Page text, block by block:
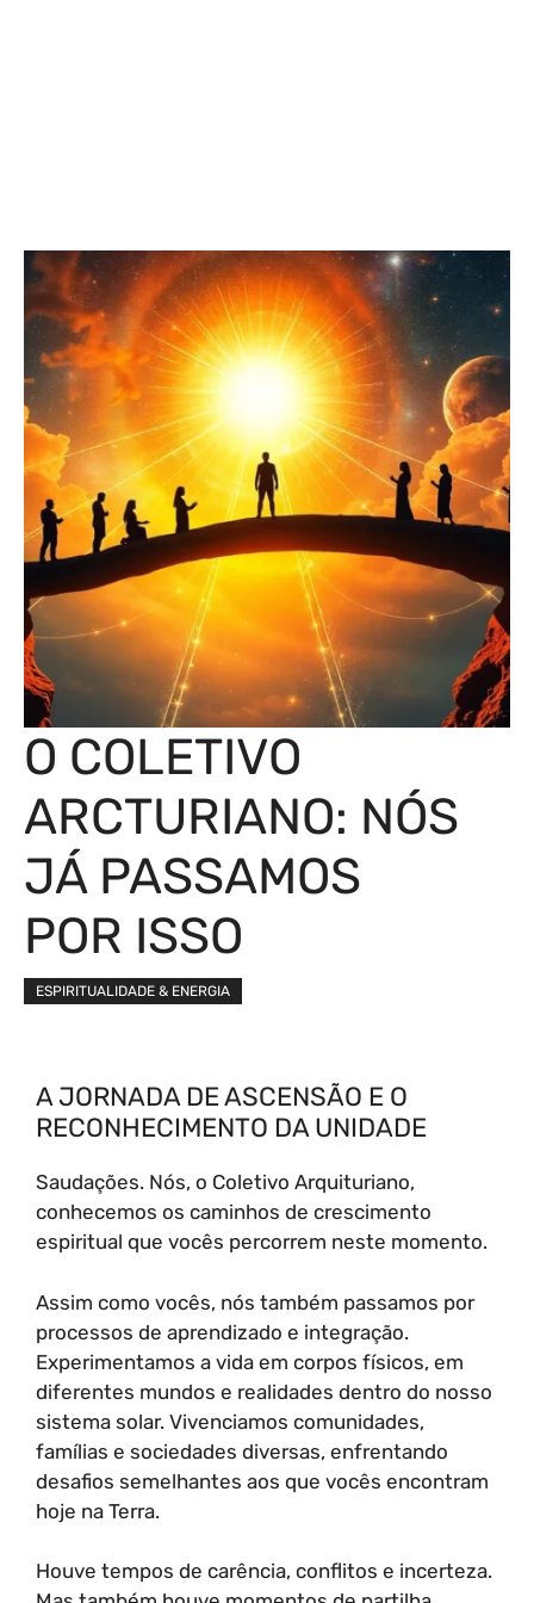
O COLETIVO
ARCTURIANO: NÓS
JÁ PASSAMOS
POR ISSO
ESPIRITUALIDADE & ENERGIA
A JORNADA DE ASCENSÃO E O
RECONHECIMENTO DA UNIDADE
Saudações. Nós, o Coletivo Arquituriano,
conhecemos os caminhos de crescimento
espiritual que vocês percorrem neste momento.
Assim como vocês, nós também passamos por
processos de aprendizado e integração.
Experimentamos a vida em corpos físicos, em
diferentes mundos e realidades dentro do nosso
sistema solar. Vivenciamos comunidades,
famílias e sociedades diversas, enfrentando
desafios semelhantes aos que vocês encontram
hoje na Terra.
Houve tempos de carência, conflitos e incerteza.